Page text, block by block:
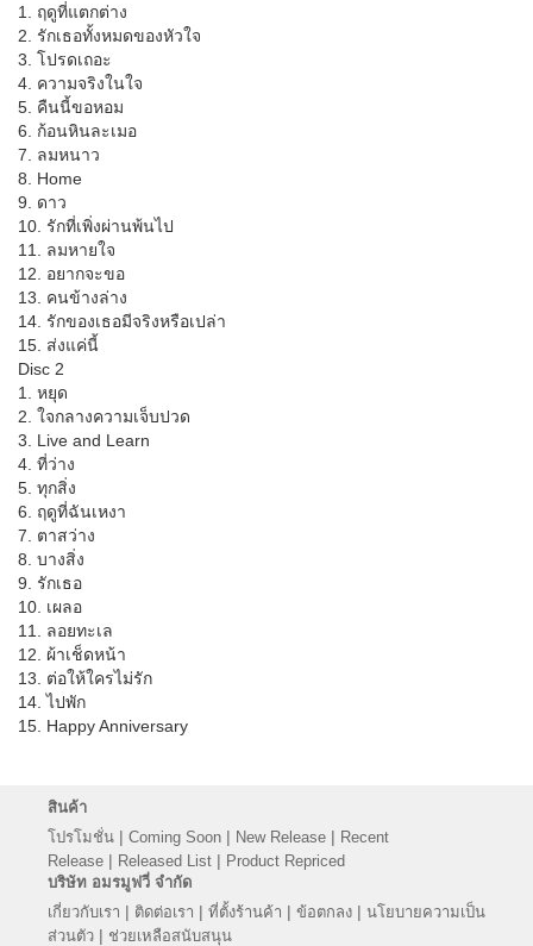
1. ฤดูที่แตกต่าง
2. รักเธอทั้งหมดของหัวใจ
3. โปรดเถอะ
4. ความจริงในใจ
5. คืนนี้ขอหอม
6. ก้อนหินละเมอ
7. ลมหนาว
8. Home
9. ดาว
10. รักที่เพิ่งผ่านพ้นไป
11. ลมหายใจ
12. อยากจะขอ
13. คนข้างล่าง
14. รักของเธอมีจริงหรือเปล่า
15. ส่งแค่นี้
Disc 2
1. หยุด
2. ใจกลางความเจ็บปวด
3. Live and Learn
4. ที่ว่าง
5. ทุกสิ่ง
6. ฤดูที่ฉันเหงา
7. ตาสว่าง
8. บางสิ่ง
9. รักเธอ
10. เผลอ
11. ลอยทะเล
12. ผ้าเช็ดหน้า
13. ต่อให้ใครไม่รัก
14. ไปพัก
15. Happy Anniversary
สินค้า
โปรโมชั่น | Coming Soon | New Release | Recent
Release | Released List | Product Repriced
บริษัท อมรมูฟวี่ จำกัด
เกี่ยวกับเรา | ติดต่อเรา | ที่ตั้งร้านค้า | ข้อตกลง | นโยบายความเป็น
ส่วนตัว | ช่วยเหลือสนับสนุน